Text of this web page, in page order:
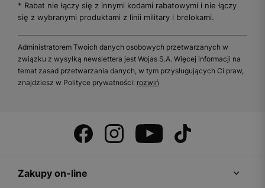
* Rabat nie łączy się z innymi kodami rabatowymi i nie łączy
się z wybranymi produktami z linii military i brelokami.
Administratorem Twoich danych osobowych przetwarzanych w
związku z wysyłką newslettera jest Wojas S.A. Więcej informacji na
temat zasad przetwarzania danych, w tym przysługujących Ci praw,
znajdziesz w Polityce prywatności: rozwiń
Zakupy on-line